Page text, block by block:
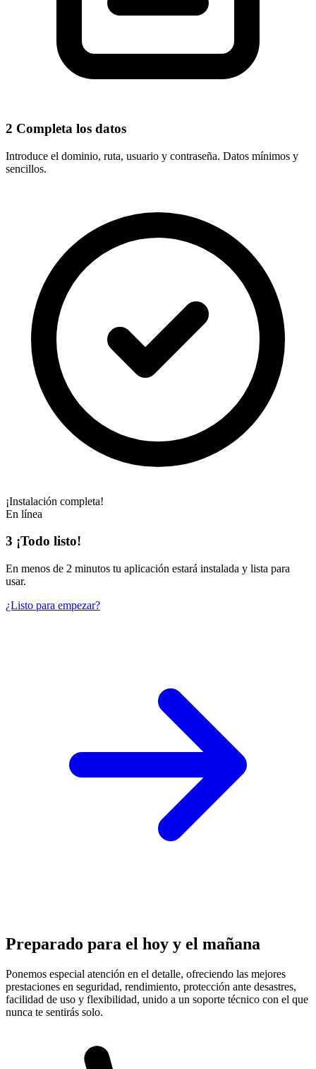
2 Completa los datos
Introduce el dominio, ruta, usuario y contraseña. Datos mínimos y
sencillos.
¡Instalación completa!
En línea
3 ¡Todo listo!
En menos de 2 minutos tu aplicación estará instalada y lista para
usar.
¿Listo para empezar?
Preparado para el hoy y el mañana
Ponemos especial atención en el detalle, ofreciendo las mejores
prestaciones en seguridad, rendimiento, protección ante desastres,
facilidad de uso y flexibilidad, unido a un soporte técnico con el que
nunca te sentirás solo.